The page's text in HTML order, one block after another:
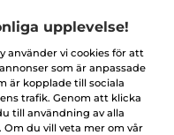
60 hektar
odlingar
upplevelse!
använder vi cookies för att
som är anpassade
är kopplade till sociala
trafik. Genom att klicka
till användning av alla
Om du vill veta mer om vår